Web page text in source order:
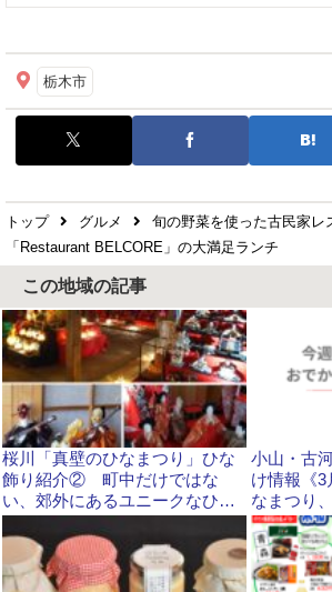
栃木市
トップ グルメ
旬の野菜を使った古民家
「Restaurant BELCORE」の大満足ランチ
この地域の記事
桜川「真壁のひなまつり」ひな
飾り紹介② 町中だけではな
い、郊外にあるユニークなひな
人形とおいしい食べ物
小山・古
け情報《3
なまつり
ェアなど